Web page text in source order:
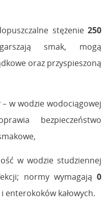
stężenie250
smak, mogą
oraz przyspieszoną
– w wodzie wodociągowej
bezpieczeństwo
w wodzie studziennej
normy wymagają 0
i enterokoków kałowych.